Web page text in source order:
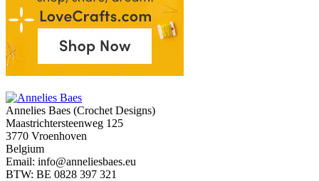
Annelies Baes (Crochet Designs)
Maastrichtersteenweg 125
3770 Vroenhoven
Belgium
Email: info@anneliesbaes.eu
BTW: BE 0828 397 321